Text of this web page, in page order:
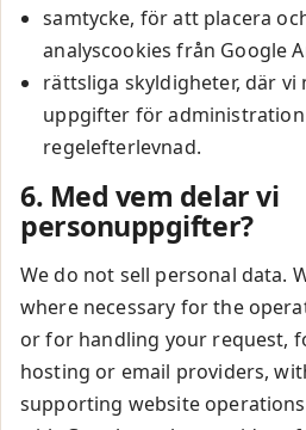
samtycke, för att placera
analyscookies från Google
rättsliga skyldigheter, där vi
uppgifter för
regelefterlevnad.
6. Med vem delar vi
personuppgifter?
We do not sell personal data.
where necessary for the
or for handling your request,
hosting or email providers,
supporting website